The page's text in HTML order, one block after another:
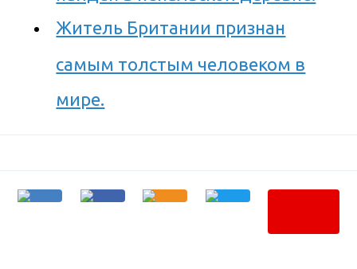
Житель Британии признан
самым толстым человеком в
мире.